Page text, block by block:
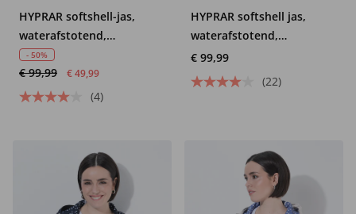
HYPRAR softshell-jas,
waterafstotend,
ritszakken
- 50%
€ 99,99 € 49,99
(4)
HYPRAR softshell jas,
waterafstotend,
fleecevoering
€ 99,99
(22)